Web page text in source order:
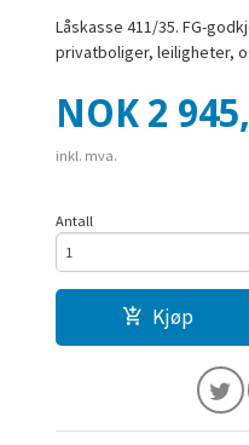
Låskasse 411/35. FG-
privatboliger, leiligheter,
Pris
NOK 2
inkl. mva.
Antall
Kjøp